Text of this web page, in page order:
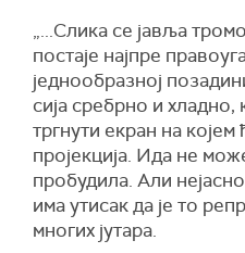
„...Слика се јавља
постаје најпре
једнообразној
сија сребрно и хладно,
тргнути екран на
пројекција. Ида не
пробудила. Али
има утисак да је то
многих јутара.